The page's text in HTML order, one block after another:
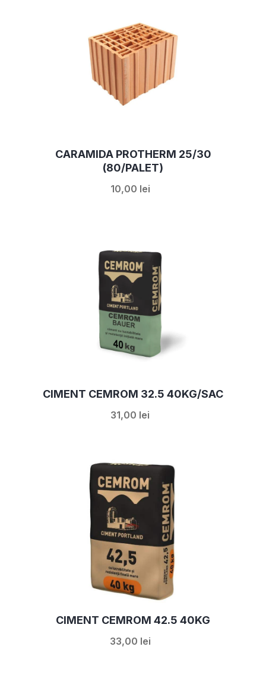
CARAMIDA PROTHERM 25/30
(80/PALET)
10,00 lei
CIMENT CEMROM 32.5 40KG/SAC
31,00 lei
CIMENT CEMROM 42.5 40KG
33,00 lei